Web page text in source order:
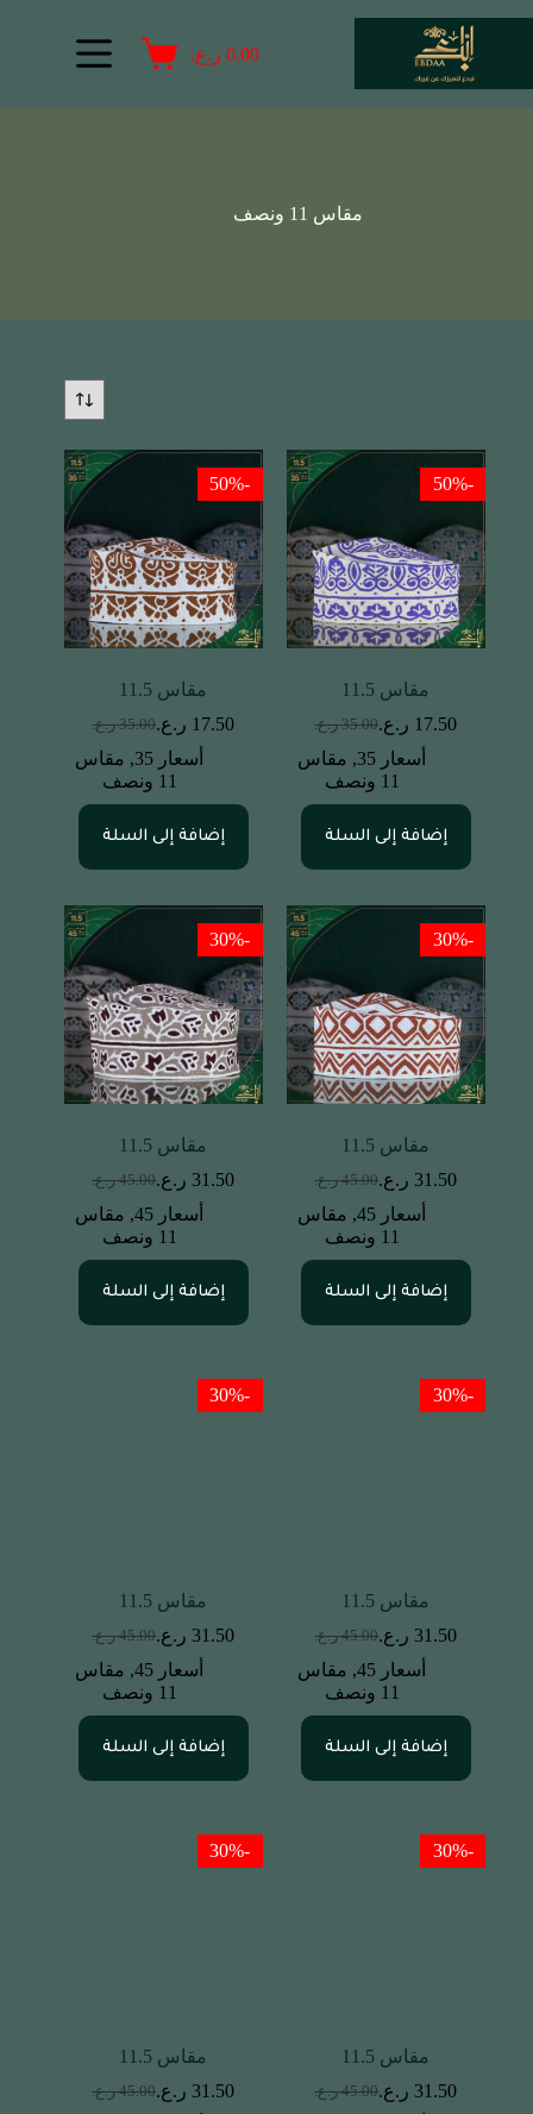
0.00 ر.ع.
مقاس 11 ونصف
-50%
مقاس 11.5
35.00 ر.ع. 17.50 ر.ع.
أسعار 35
, مقاس
11 ونصف
إضافة إلى السلة
-50%
مقاس 11.5
35.00 ر.ع. 17.50 ر.ع.
أسعار 35
, مقاس
11 ونصف
إضافة إلى السلة
-30%
مقاس 11.5
45.00 ر.ع. 31.50 ر.ع.
أسعار 45
, مقاس
11 ونصف
إضافة إلى السلة
-30%
مقاس 11.5
45.00 ر.ع. 31.50 ر.ع.
أسعار 45
, مقاس
11 ونصف
إضافة إلى السلة
-30%
مقاس 11.5
45.00 ر.ع. 31.50 ر.ع.
أسعار 45
, مقاس
11 ونصف
إضافة إلى السلة
-30%
مقاس 11.5
45.00 ر.ع. 31.50 ر.ع.
أسعار 45
, مقاس
11 ونصف
إضافة إلى السلة
-30%
مقاس 11.5
45.00 ر.ع. 31.50 ر.ع.
-30%
مقاس 11.5
45.00 ر.ع. 31.50 ر.ع.